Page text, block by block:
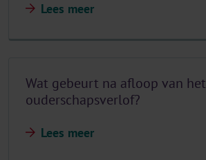
Lees meer
Wat gebeurt na afloop van het
ouderschapsverlof?
Lees meer